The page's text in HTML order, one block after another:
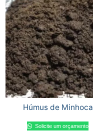
Húmus de Minhoca
Solicite um orçamento